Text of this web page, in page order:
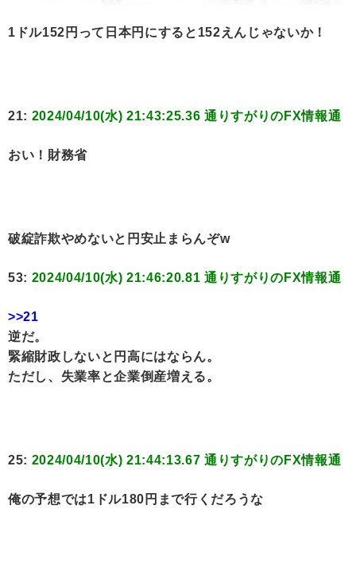
1ドル152円って日本円にすると152えんじゃないか！
21: 2024/04/10(水) 21:43:25.36 通りすがりのFX情報通
おい！財務省
破綻詐欺やめないと円安止まらんぞw
53: 2024/04/10(水) 21:46:20.81 通りすがりのFX情報通
>>21
逆だ。
緊縮財政しないと円高にはならん。
ただし、失業率と企業倒産増える。
25: 2024/04/10(水) 21:44:13.67 通りすがりのFX情報通
俺の予想では1ドル180円まで行くだろうな